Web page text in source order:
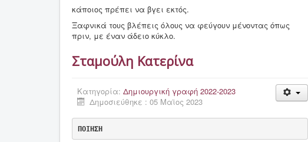
κάποιος πρέπει να βγει εκτός.
Ξαφνικά τους βλέπεις όλους να φεύγουν μένοντας όπως
πριν, με έναν άδειο κύκλο.
Σταμούλη Κατερίνα
Κατηγορία: Δημιουργική γραφή 2022-2023
Δημοσιεύθηκε : 05 Μαϊος 2023
ΠΟΙΗΣΗ